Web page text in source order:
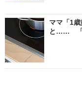
ママ「1
と…… 「